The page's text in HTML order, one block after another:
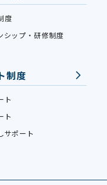
度
シップ・研修制度
制度
ト
ト
サポート